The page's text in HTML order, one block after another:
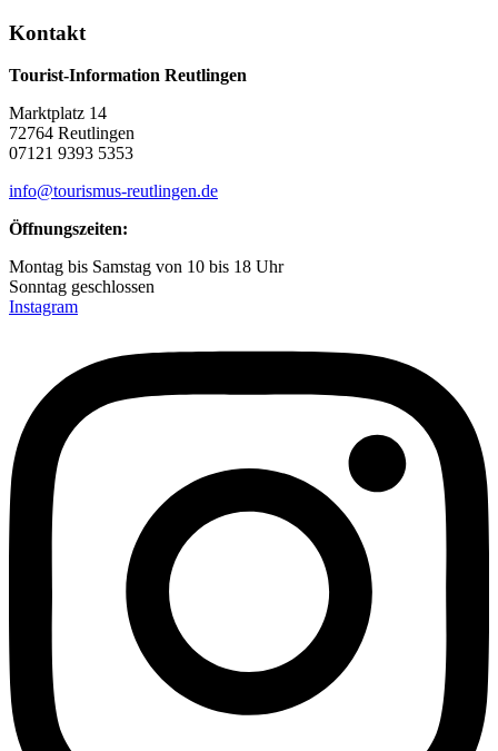
Kontakt
Tourist-Information Reutlingen
Marktplatz 14
72764 Reutlingen
07121 9393 5353
info@tourismus-reutlingen.de
Öffnungszeiten:
Montag bis Samstag von 10 bis 18 Uhr
Sonntag geschlossen
Instagram